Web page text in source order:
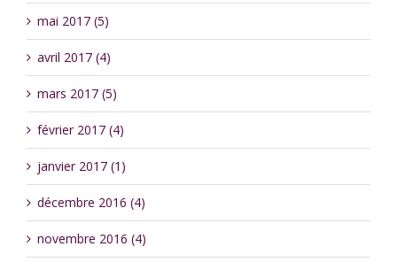
mai 2017 (5)
avril 2017 (4)
mars 2017 (5)
février 2017 (4)
janvier 2017 (1)
décembre 2016 (4)
novembre 2016 (4)